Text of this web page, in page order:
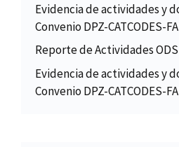
Evidencia de actividades y
Convenio DPZ-CATCODES-
Reporte de Actividades
Evidencia de actividades y
Convenio DPZ-CATCODES-